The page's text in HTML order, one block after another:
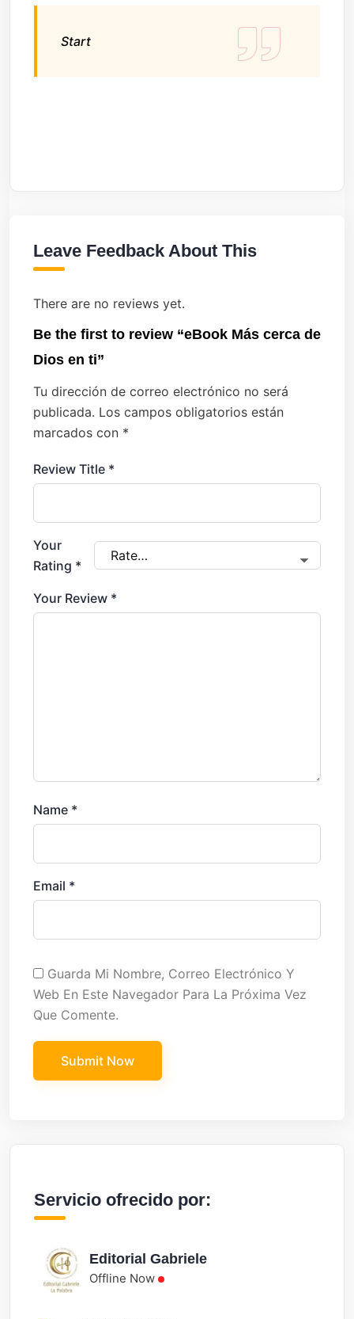
Start
Leave Feedback About This
There are no reviews yet.
Be the first to review “eBook Más cerca de
Dios en ti”
Tu dirección de correo electrónico no será
publicada. Los campos obligatorios están
marcados con *
Review Title *
Your
Rating *
Your Review *
Name *
Email *
Guarda Mi Nombre, Correo Electrónico Y
Web En Este Navegador Para La Próxima Vez
Que Comente.
Servicio ofrecido por:
Editorial Gabriele
Offline Now